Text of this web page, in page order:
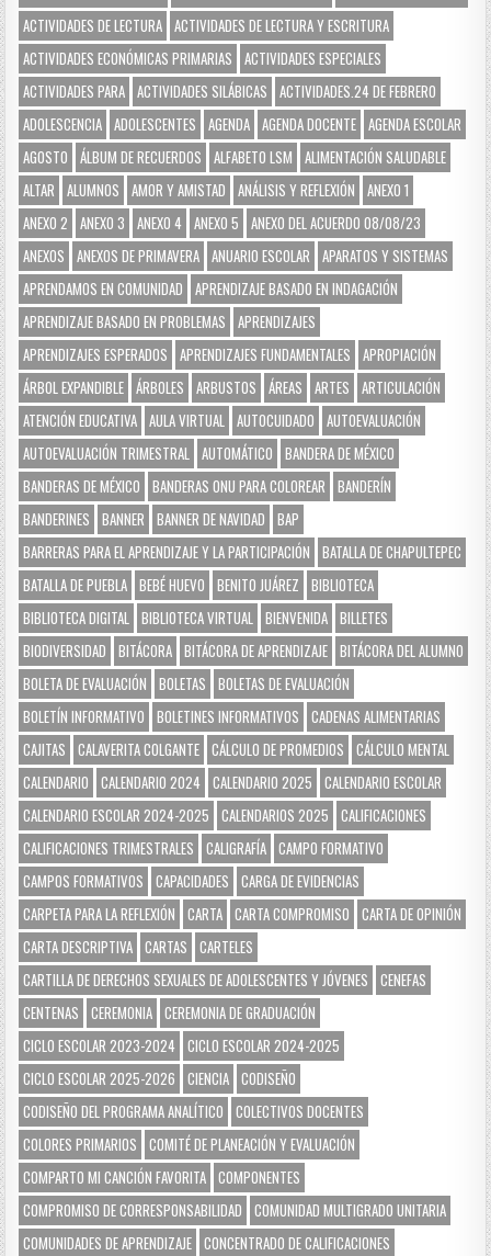
ACTIVIDADES DE LECTURA ACTIVIDADES DE LECTURA Y ESCRITURA
ACTIVIDADES ECONÓMICAS PRIMARIAS
ACTIVIDADES ESPECIALES
ACTIVIDADES PARA ACTIVIDADES SILÁBICAS
ACTIVIDADES.24 DE FEBRERO
ADOLESCENCIA ADOLESCENTES AGENDA AGENDA DOCENTE AGENDA ESCOLAR
AGOSTO
ÁLBUM DE RECUERDOS ALFABETO LSM
ALIMENTACIÓN SALUDABLE
ALTAR
ALUMNOS AMOR Y AMISTAD ANÁLISIS Y REFLEXIÓN
ANEXO 1
ANEXO 2
ANEXO 3 ANEXO 4 ANEXO 5
ANEXO DEL ACUERDO 08/08/23
ANEXOS
ANEXOS DE PRIMAVERA ANUARIO ESCOLAR
APARATOS Y SISTEMAS
APRENDAMOS EN COMUNIDAD
APRENDIZAJE BASADO EN INDAGACIÓN
APRENDIZAJE BASADO EN PROBLEMAS
APRENDIZAJES
APRENDIZAJES ESPERADOS
APRENDIZAJES FUNDAMENTALES
APROPIACIÓN
ÁRBOL EXPANDIBLE ÁRBOLES ARBUSTOS ÁREAS ARTES
ARTICULACIÓN
ATENCIÓN EDUCATIVA AULA VIRTUAL AUTOCUIDADO
AUTOEVALUACIÓN
AUTOEVALUACIÓN TRIMESTRAL AUTOMÁTICO
BANDERA DE MÉXICO
BANDERAS DE MÉXICO
BANDERAS ONU PARA COLOREAR
BANDERÍN
BANDERINES
BANNER BANNER DE NAVIDAD
BAP
BARRERAS PARA EL APRENDIZAJE Y LA PARTICIPACIÓN
BATALLA DE CHAPULTEPEC
BATALLA DE PUEBLA BEBÉ HUEVO BENITO JUÁREZ
BIBLIOTECA
BIBLIOTECA DIGITAL BIBLIOTECA VIRTUAL BIENVENIDA BILLETES
BIODIVERSIDAD
BITÁCORA BITÁCORA DE APRENDIZAJE BITÁCORA DEL ALUMNO
BOLETA DE EVALUACIÓN
BOLETAS
BOLETAS DE EVALUACIÓN
BOLETÍN INFORMATIVO
BOLETINES INFORMATIVOS
CADENAS ALIMENTARIAS
CAJITAS
CALAVERITA COLGANTE CÁLCULO DE PROMEDIOS
CÁLCULO MENTAL
CALENDARIO
CALENDARIO 2024 CALENDARIO 2025
CALENDARIO ESCOLAR
CALENDARIO ESCOLAR 2024-2025
CALENDARIOS 2025
CALIFICACIONES
CALIFICACIONES TRIMESTRALES
CALIGRAFÍA CAMPO FORMATIVO
CAMPOS FORMATIVOS
CAPACIDADES
CARGA DE EVIDENCIAS
CARPETA PARA LA REFLEXIÓN
CARTA CARTA COMPROMISO
CARTA DE OPINIÓN
CARTA DESCRIPTIVA CARTAS
CARTELES
CARTILLA DE DERECHOS SEXUALES DE ADOLESCENTES Y JÓVENES
CENEFAS
CENTENAS
CEREMONIA CEREMONIA DE GRADUACIÓN
CICLO ESCOLAR 2023-2024
CICLO ESCOLAR 2024-2025
CICLO ESCOLAR 2025-2026
CIENCIA CODISEÑO
CODISEÑO DEL PROGRAMA ANALÍTICO
COLECTIVOS DOCENTES
COLORES PRIMARIOS
COMITÉ DE PLANEACIÓN Y EVALUACIÓN
COMPARTO MI CANCIÓN FAVORITA COMPONENTES
COMPROMISO DE CORRESPONSABILIDAD
COMUNIDAD MULTIGRADO UNITARIA
COMUNIDADES DE APRENDIZAJE CONCENTRADO DE CALIFICACIONES